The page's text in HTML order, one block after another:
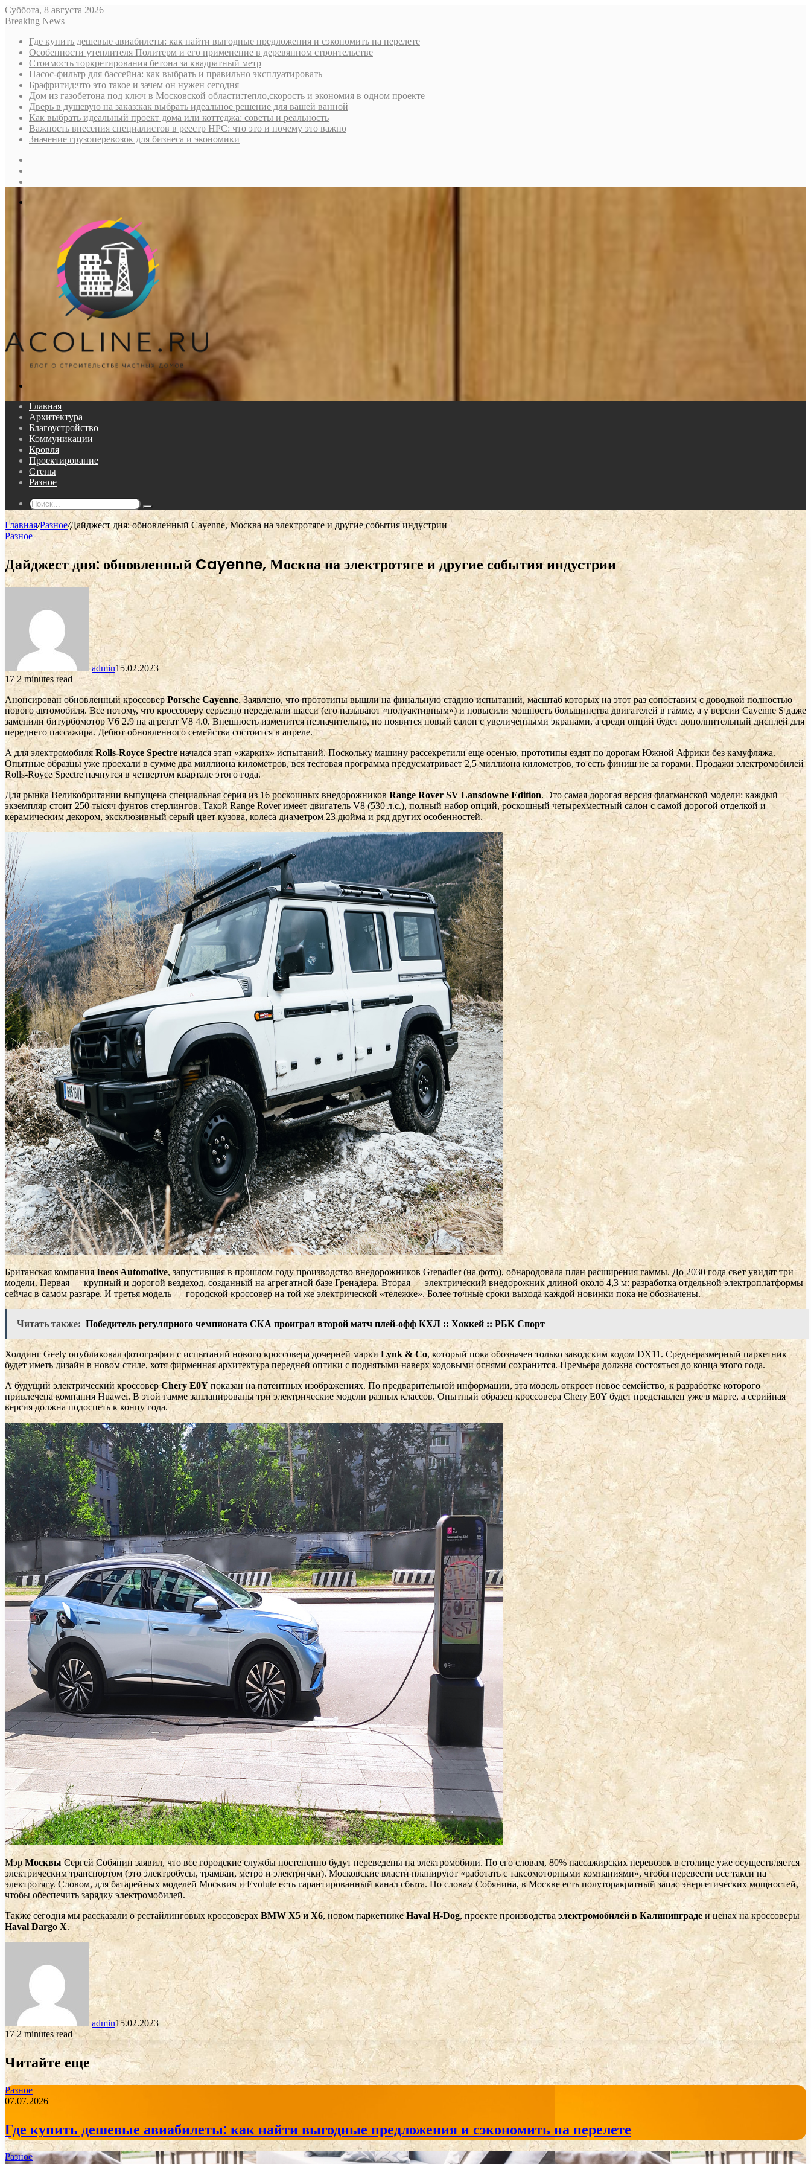
Суббота, 8 августа 2026
Breaking News
Где купить дешевые авиабилеты: как найти выгодные предложения и сэкономить на перелете
Особенности утеплителя Политерм и его применение в деревянном строительстве
Стоимость торкретирования бетона за квадратный метр
Насос-фильтр для бассейна: как выбрать и правильно эксплуатировать
Брафритид:что это такое и зачем он нужен сегодня
Дом из газобетона под ключ в Московской области:тепло,скорость и экономия в одном проекте
Дверь в душевую на заказ:как выбрать идеальное решение для вашей ванной
Как выбрать идеальный проект дома или коттеджа: советы и реальность
Важность внесения специалистов в реестр НРС: что это и почему это важно
Значение грузоперевозок для бизнеса и экономики
Главная
Архитектура
Благоустройство
Коммуникации
Кровля
Проектирование
Стены
Разное
Поиск...
Главная/Разное/Дайджест дня: обновленный Cayenne, Москва на электротяге и другие события индустрии
Разное
Дайджест дня: обновленный Cayenne, Москва на электротяге и другие события индустрии
admin15.02.2023
172 minutes read
Анонсирован обновленный кроссоверPorsche Cayenne. Заявлено, что прототипы вышли на финальную стадию испытаний, масштаб которых на этот раз сопоставим с доводкой полностью
нового автомобиля. Все потому, что кроссоверу серьезно переделали шасси (его называют «полуактивным») и повысили мощность большинства двигателей в гамме, а у версии Cayenne S даже
заменили битурбомотор V6 2.9 на агрегат V8 4.0. Внешность изменится незначительно, но появится новый салон с увеличенными экранами, а среди опций будет дополнительный дисплей для
переднего пассажира. Дебют обновленного семейства состоится в апреле.
А для электромобиля Rolls-Royce Spectreначался этап «жарких» испытаний. Поскольку машину рассекретили еще осенью, прототипы ездят по дорогам Южной Африки без камуфляжа.
Опытные образцы уже проехали в сумме два миллиона километров, вся тестовая программа предусматривает 2,5 миллиона километров, то есть финиш не за горами. Продажи электромобилей
Rolls-Royce Spectre начнутся в четвертом квартале этого года.
Для рынка Великобритании выпущена специальная серия из 16 роскошных внедорожников Range Rover SV Lansdowne Edition. Это самая дорогая версия флагманской модели: каждый
экземпляр стоит 250 тысяч фунтов стерлингов. Такой Range Rover имеет двигатель V8 (530 л.с.), полный набор опций, роскошный четырехместный салон с самой дорогой отделкой и
керамическим декором, эксклюзивный серый цвет кузова, колеса диаметром 23 дюйма и ряд других особенностей.
Британская компанияIneosAutomotive, запустившая в прошлом году производство внедорожников Grenadier (на фото), обнародовала план расширения гаммы. До 2030 года свет увидят три
модели. Первая — крупный и дорогой вездеход, созданный на агрегатной базе Гренадера. Вторая — электрический внедорожник длиной около 4,3 м: разработка отдельной электроплатформы
сейчас в самом разгаре. И третья модель — городской кроссовер на той же электрической «тележке». Более точные сроки выхода каждой новинки пока не обозначены.
Читать также: Победитель регулярного чемпионата СКА проиграл второй матч плей-офф КХЛ :: Хоккей :: РБК Спорт
Холдинг Geely опубликовал фотографии с испытаний нового кроссовера дочерней марки Lynk & Co, который пока обозначен только заводским кодом DX11. Среднеразмерный паркетник
будет иметь дизайн в новом стиле, хотя фирменная архитектура передней оптики с поднятыми наверх ходовыми огнями сохранится. Премьера должна состояться до конца этого года.
А будущий электрический кроссоверCheryE0Yпоказан на патентных изображениях. По предварительной информации, эта модель откроет новое семейство, к разработке которого
привлечена компания Huawei. В этой гамме запланированы три электрические модели разных классов. Опытный образец кроссовера Chery E0Y будет представлен уже в марте, а серийная
версия должна подоспеть к концу года.
МэрМосквыСергей Собянин заявил, что все городские службы постепенно будут переведены на электромобили. По его словам, 80% пассажирских перевозок в столице уже осуществляется
электрическим транспортом (это электробусы, трамваи, метро и электрички). Московские власти планируют «работать с таксомоторными компаниями», чтобы перевести все такси на
электротягу. Словом, для батарейных моделей Москвич и Evolute есть гарантированный канал сбыта. По словам Собянина, в Москве есть полуторакратный запас энергетических мощностей,
чтобы обеспечить зарядку электромобилей.
Также сегодня мы рассказали о рестайлинговых кроссоверахBMW X5 и X6, новом паркетникеHaval H-Dog, проекте производстваэлектромобилей в Калининграде и ценах на кроссоверы
Haval Dargo X.
admin15.02.2023
172 minutes read
Читайте еще
Разное
07.07.2026
Где купить дешевые авиабилеты: как найти выгодные предложения и сэкономить на перелете
Разное